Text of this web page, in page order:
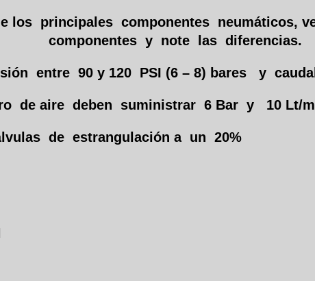
los principales componentes neumáticos,
componentes y note las diferencias.
entre 90 y 120 PSI (6 – 8) bares y
de aire deben suministrar 6 Bar y 10 Lt/
de estrangulación a un 20%